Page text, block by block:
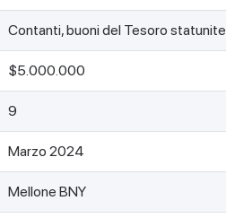
Contanti, buoni del Tesoro
$5.000.000
9
Marzo 2024
Mellone BNY